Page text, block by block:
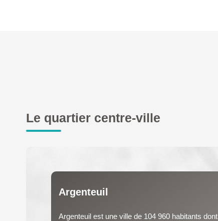
Le quartier centre-ville
Argenteuil
Argenteuil est une ville de 104 960 habitants dont